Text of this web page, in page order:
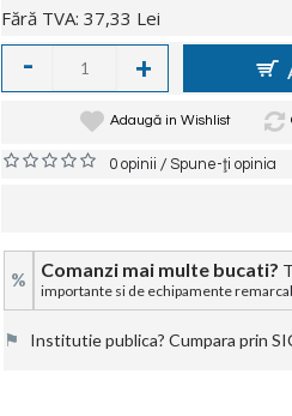
Fără TVA: 37,33 Lei
- +
Adaugă in Wishlist
0 opinii /Spune-ţi opinia
% Comanzi mai multe bucati?
importante si de echipamente
⚑ Institutie publica? Cumpara prin